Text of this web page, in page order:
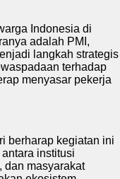
Indonesia di
adalah PMI,
langkah strategis
terhadap
menyasar pekerja
berharap kegiatan ini
institusi
dan masyarakat